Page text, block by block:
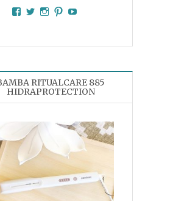
Facebook
TwitterInstagram
Pinterest
RITUALCARE 885
HIDRAPROTECTION